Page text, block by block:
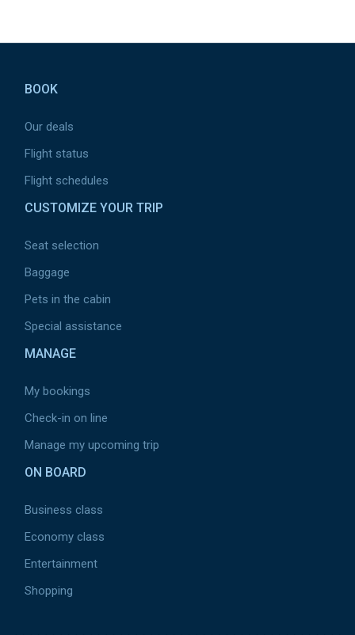
BOOK
Our deals
Flight status
Flight schedules
CUSTOMIZE YOUR TRIP
Seat selection
Baggage
Pets in the cabin
Special assistance
MANAGE
My bookings
Check-in on line
Manage my upcoming trip
ON BOARD
Business class
Economy class
Entertainment
Shopping